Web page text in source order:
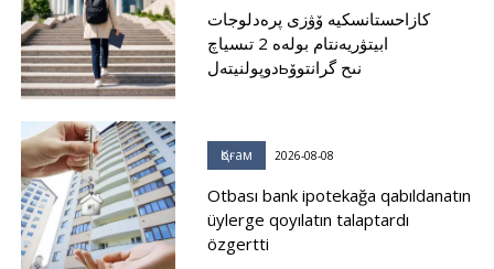
كازاحستانسكيە ۆۋزى پرەدلوجات
ابيتۋريەنتام بولەە 2 تىسياچ
دوپولنيتەلьنىح گرانتوۆ
Қоғам 2026-08-08
Otbası bank ipotekağa qabıldanatın
üylerge qoyılatın talaptardı
özgertti